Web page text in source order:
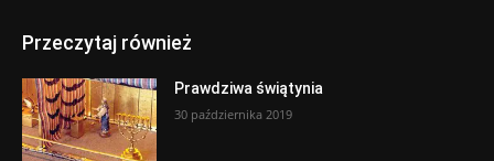
Przeczytaj również
Prawdziwa świątynia
30 października 2019